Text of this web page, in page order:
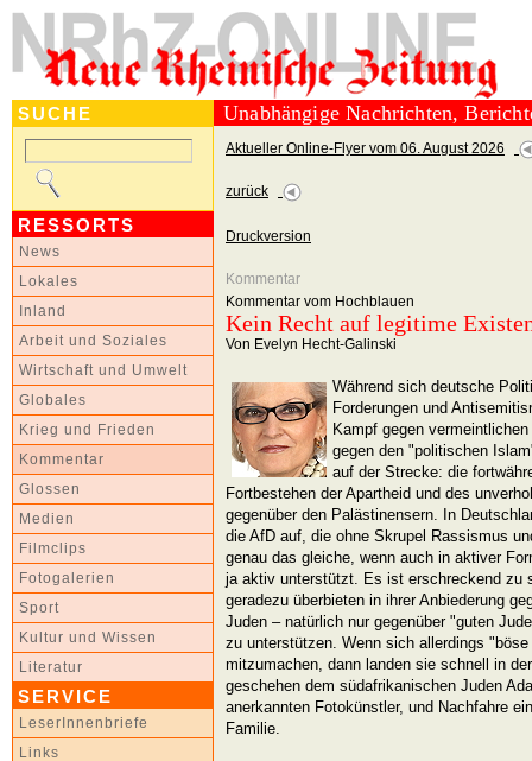
SUCHE
RESSORTS
News
Lokales
Inland
Arbeit und Soziales
Wirtschaft und Umwelt
Globales
Krieg und Frieden
Kommentar
Glossen
Medien
Filmclips
Fotogalerien
Sport
Kultur und Wissen
Literatur
SERVICE
LeserInnenbriefe
Links
Unabhängige Nachrichten,
Aktueller Online-Flyer vom 06. August 2026
zurück
Druckversion
Kommentar
Kommentar vom Hochblauen
Kein Recht auf legitime
Von Evelyn Hecht-Galinski
Während sich deutsche
Forderungen und
Kampf gegen
gegen den "politischen
auf der Strecke: die
Fortbestehen der Apartheid und des
gegenüber den Palästinensern. In
die AfD auf, die ohne Skrupel Rassismus
genau das gleiche, wenn auch in aktiver
ja aktiv unterstützt. Es ist erschreckend zu
geradezu überbieten in ihrer Anbiederung
Juden – natürlich nur gegenüber "guten
zu unterstützen. Wenn sich allerdings
mitzumachen, dann landen sie schnell in
geschehen dem südafrikanischen Juden
anerkannten Fotokünstler, und Nachfahre
Familie.